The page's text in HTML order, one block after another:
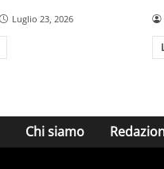
Luglio 23, 2026
Chi siamo